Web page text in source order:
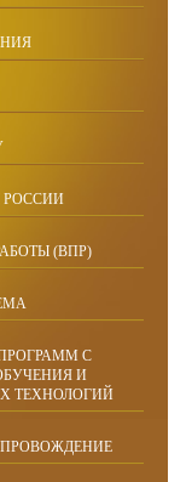
(ВПР)
С
И
ТЕХНОЛОГИЙ